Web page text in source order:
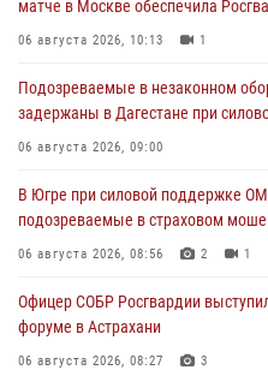
матче в Москве обеспечила
06 августа 2026, 10:13 1
Подозреваемые в незаконном
задержаны в Дагестане при
06 августа 2026, 09:00
В Югре при силовой поддержке
подозреваемые в страховом
06 августа 2026, 08:56 2 1
Офицер СОБР Росгвардии
форуме в Астрахани
06 августа 2026, 08:27 3